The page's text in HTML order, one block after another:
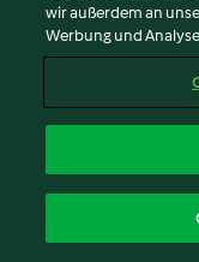
wir außerdem an
Werbung und